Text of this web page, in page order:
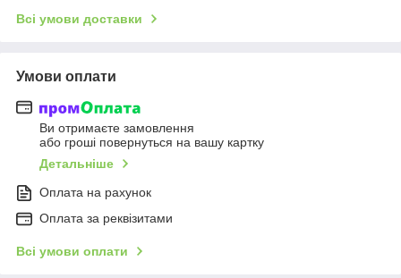
Всі умови доставки
Умови оплати
Ви отримаєте замовлення
або гроші повернуться на вашу картку
Детальніше
Оплата на рахунок
Оплата за реквізитами
Всі умови оплати